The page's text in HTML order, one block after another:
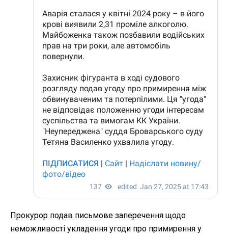
Прокурор подав письмове заперечення щодо
неможливості укладення угоди про примирення у